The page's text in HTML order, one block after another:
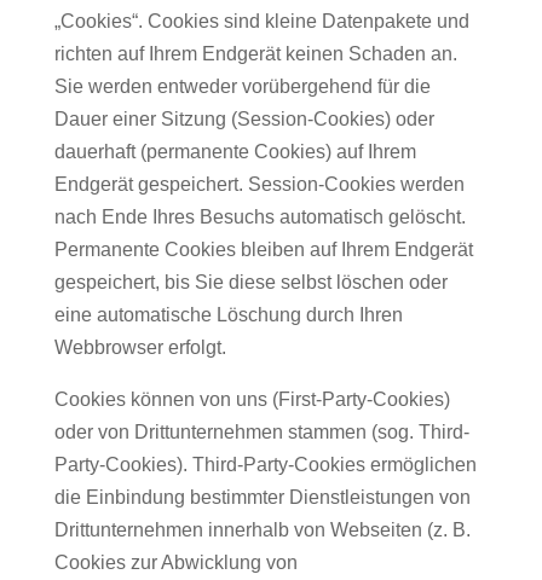
„Cookies“. Cookies sind kleine Datenpakete und
richten auf Ihrem Endgerät keinen Schaden an.
Sie werden entweder vorübergehend für die
Dauer einer Sitzung (Session-Cookies) oder
dauerhaft (permanente Cookies) auf Ihrem
Endgerät gespeichert. Session-Cookies werden
nach Ende Ihres Besuchs automatisch gelöscht.
Permanente Cookies bleiben auf Ihrem Endgerät
gespeichert, bis Sie diese selbst löschen oder
eine automatische Löschung durch Ihren
Webbrowser erfolgt.
Cookies können von uns (First-Party-Cookies)
oder von Drittunternehmen stammen (sog. Third-
Party-Cookies). Third-Party-Cookies ermöglichen
die Einbindung bestimmter Dienstleistungen von
Drittunternehmen innerhalb von Webseiten (z. B.
Cookies zur Abwicklung von